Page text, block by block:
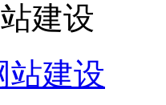
建设
站建设